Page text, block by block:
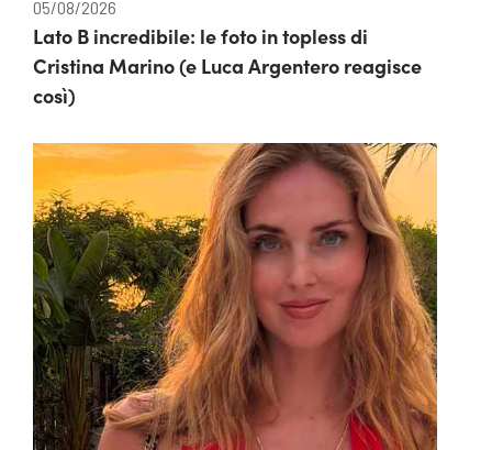
05/08/2026
Lato B incredibile: le foto in topless di
Cristina Marino (e Luca Argentero reagisce
così)